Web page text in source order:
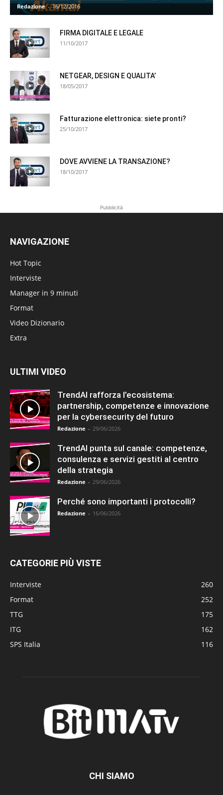
Redazione - 16/12/2016
FIRMA DIGITALE E LEGALE
11/10/2017
NETGEAR, DESIGN E QUALITA’
18/05/2017
Fatturazione elettronica: siete pronti?
25/10/2017
DOVE AVVIENE LA TRANSAZIONE?
18/10/2017
Pubblicità
NAVIGAZIONE
Hot Topic
Interviste
Manager in 9 minuti
Format
Video Dizionario
Extra
ULTIMI VIDEO
TrendAI rafforza l’ecosistema:
partnership, competenze e innovazione
per la cybersecurity del futuro
Redazione - 29/06/2026
TrendAI punta sul canale: competenze,
consulenza e servizi gestiti al centro
della strategia
Redazione - 29/06/2026
Perché sono importanti i protocolli?
Redazione - 16/06/2026
CATEGORIE PIÙ VISTE
Interviste
260
Format
252
TTG
175
ITG
162
SPS Italia
116
CHI SIAMO